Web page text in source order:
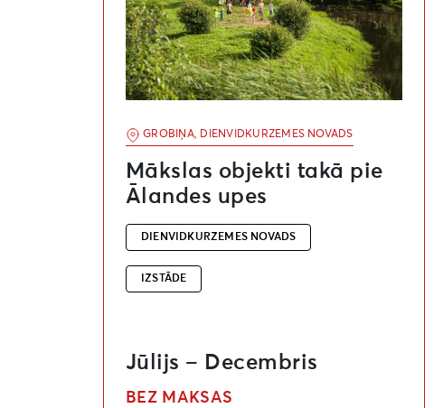
GROBIŅA, DIENVIDKURZEMES NOVADS
Mākslas objekti takā pie
Ālandes upes
DIENVIDKURZEMES NOVADS
IZSTĀDE
Jūlijs – Decembris
BEZ MAKSAS